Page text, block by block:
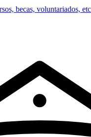
becas, voluntariados,